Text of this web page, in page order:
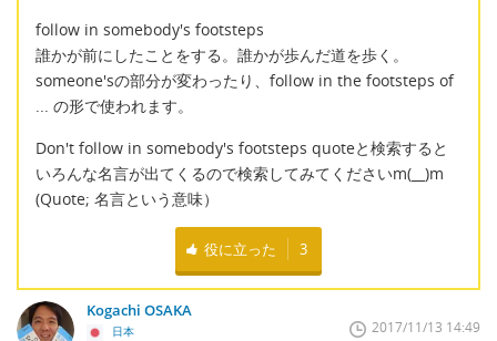
follow in somebody's footsteps
誰かが前にしたことをする。誰かが歩んだ道を歩く。
someone'sの部分が変わったり、follow in the footsteps of
... の形で使われます。
Don't follow in somebody's footsteps quoteと検索すると
いろんな名言が出てくるので検索してみてくださいm(__)m
(Quote; 名言という意味）
役に立った 3
Kogachi OSAKA
日本 2017/11/13 14:49